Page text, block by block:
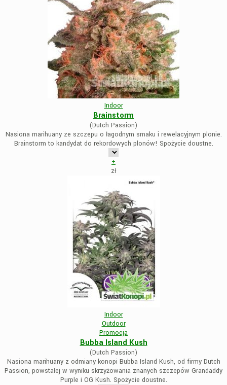
Indoor
Brainstorm
(Dutch Passion)
Nasiona marihuany ze szczepu o łagodnym smaku i rewelacyjnym plonie.
Brainstorm to kandydat do rekordowych plonów! Spożycie doustne.
+
zł
Indoor
Outdoor
Promocja
Bubba Island Kush
(Dutch Passion)
Nasiona marihuany z odmiany konopi Bubba Island Kush, od firmy Dutch
Passion, powstałej w wyniku skrzyżowania znanych szczepów Grandaddy
Purple i OG Kush. Spożycie doustne.